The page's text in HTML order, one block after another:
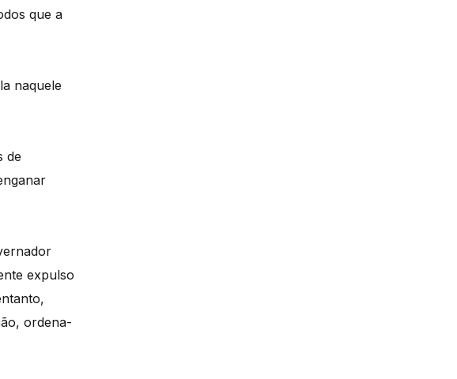
que a
naquele
de
expulso
ordena-